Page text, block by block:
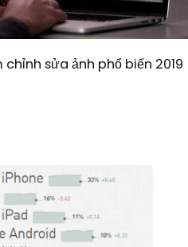
sửa ảnh phổ biến 2019